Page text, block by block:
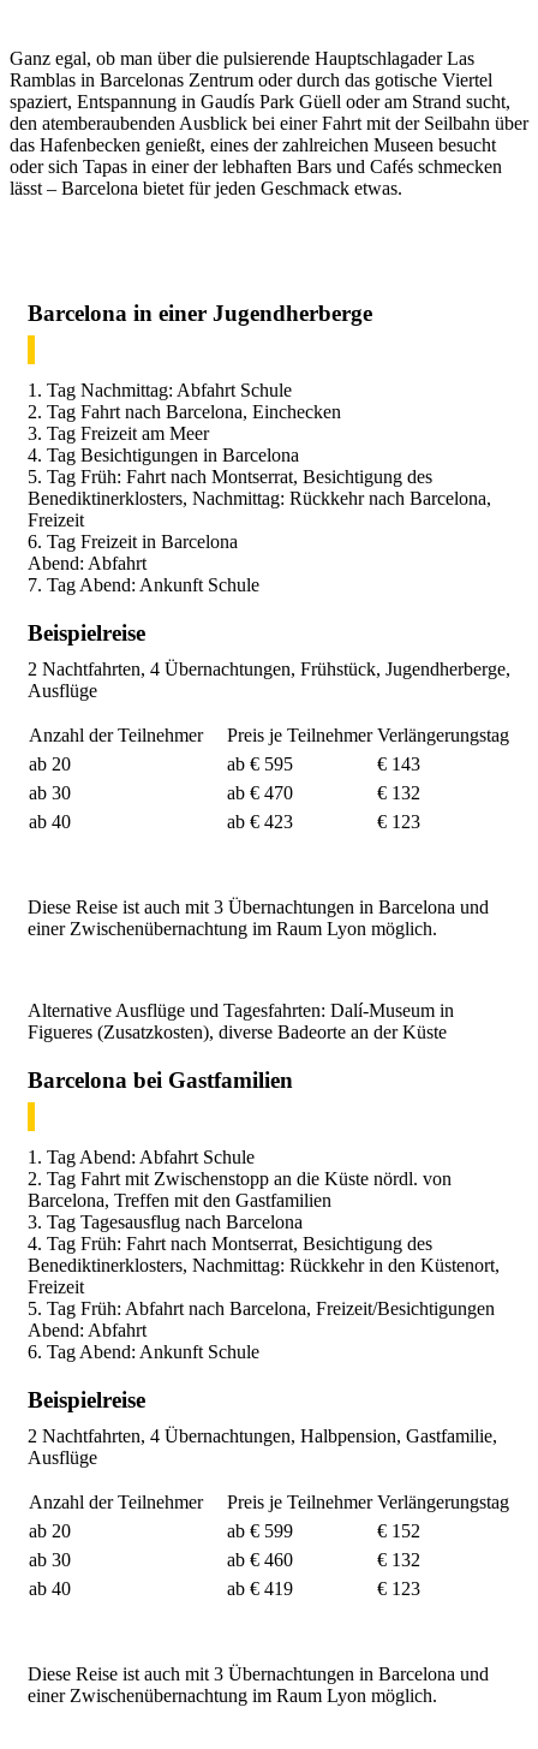
Ganz egal, ob man über die pulsierende Hauptschlagader Las
Ramblas in Barcelonas Zentrum oder durch das gotische Viertel
spaziert, Entspannung in Gaudís Park Güell oder am Strand sucht,
den atemberaubenden Ausblick bei einer Fahrt mit der Seilbahn über
das Hafenbecken genießt, eines der zahlreichen Museen besucht
oder sich Tapas in einer der lebhaften Bars und Cafés schmecken
lässt – Barcelona bietet für jeden Geschmack etwas.
Barcelona in einer Jugendherberge
1. Tag Nachmittag: Abfahrt Schule
2. Tag Fahrt nach Barcelona, Einchecken
3. Tag Freizeit am Meer
4. Tag Besichtigungen in Barcelona
5. Tag Früh: Fahrt nach Montserrat, Besichtigung des
Benediktinerklosters, Nachmittag: Rückkehr nach Barcelona,
Freizeit
6. Tag Freizeit in Barcelona
Abend: Abfahrt
7. Tag Abend: Ankunft Schule
Beispielreise
2 Nachtfahrten, 4 Übernachtungen, Frühstück, Jugendherberge,
Ausflüge
Anzahl der Teilnehmer Preis je Teilnehmer Verlängerungstag
ab 20
ab € 595
€ 143
ab 30
ab € 470
€ 132
ab 40
ab € 423 € 123
Diese Reise ist auch mit 3 Übernachtungen in Barcelona und
einer Zwischenübernachtung im Raum Lyon möglich.
Alternative Ausflüge und Tagesfahrten: Dalí-Museum in
Figueres (Zusatzkosten), diverse Badeorte an der Küste
Barcelona bei Gastfamilien
1. Tag Abend: Abfahrt Schule
2. Tag Fahrt mit Zwischenstopp an die Küste nördl. von
Barcelona, Treffen mit den Gastfamilien
3. Tag Tagesausflug nach Barcelona
4. Tag Früh: Fahrt nach Montserrat, Besichtigung des
Benediktinerklosters, Nachmittag: Rückkehr in den Küstenort,
Freizeit
5. Tag Früh: Abfahrt nach Barcelona, Freizeit/Besichtigungen
Abend: Abfahrt
6. Tag Abend: Ankunft Schule
Beispielreise
2 Nachtfahrten, 4 Übernachtungen, Halbpension, Gastfamilie,
Ausflüge
Anzahl der Teilnehmer Preis je Teilnehmer Verlängerungstag
ab 20
ab € 599
€ 152
ab 30
ab € 460
€ 132
ab 40
ab € 419 € 123
Diese Reise ist auch mit 3 Übernachtungen in Barcelona und
einer Zwischenübernachtung im Raum Lyon möglich.